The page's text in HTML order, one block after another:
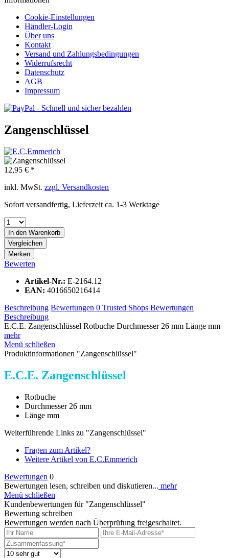
Cookie-Einstellungen
Händler-Login
Über uns
Kontakt
Versand und Zahlungsbedingungen
Widerrufsrecht
Datenschutz
AGB
Impressum
Zangenschlüssel
12,95 € *
inkl. MwSt. zzgl. Versandkosten
Sofort versandfertig, Lieferzeit ca. 1-3 Werktage
In den Warenkorb
Vergleichen
Merken
Bewerten
Artikel-Nr.: E-2164.12
EAN: 4016650216414
Beschreibung Bewertungen 0 Trusted Shops Bewertungen
Beschreibung
E.C.E. Zangenschlüssel Rotbuche Durchmesser 26 mm Länge mm
mehr
Menü schließen
Produktinformationen "Zangenschlüssel"
E.C.E. Zangenschlüssel
Rotbuche
Durchmesser 26 mm
Länge mm
Weiterführende Links zu "Zangenschlüssel"
Fragen zum Artikel?
Weitere Artikel von E.C.Emmerich
Bewertungen 0
Bewertungen lesen, schreiben und diskutieren... mehr
Menü schließen
Kundenbewertungen für "Zangenschlüssel"
Bewertung schreiben
Bewertungen werden nach Überprüfung freigeschaltet.